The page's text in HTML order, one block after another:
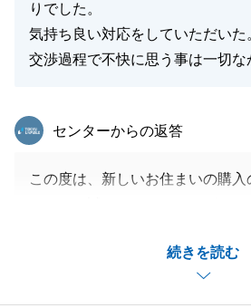
閉じる
りでした。
気持ち良い対応をしていただいた
交渉過程で不快に思う事は一切な
続きを読む
東急リバブル
センターからの返答
この度は、新しいお住まいの購
だ」という物件に出逢えたことを